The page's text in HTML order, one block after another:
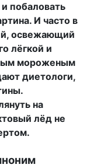
побаловать
И часто в
освежающий
лёгкой и
мороженым
диетологи,
на
лёд не